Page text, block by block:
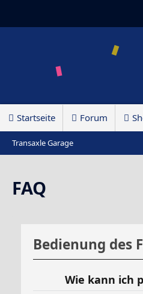
Startseite Forum
Transaxle Garage
FAQ
Bedienung des
Wie kann ich